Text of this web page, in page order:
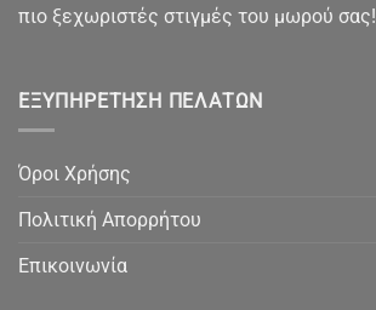
πιο ξεχωριστές στιγμές του μωρού σας!
ΕΞΥΠΗΡΈΤΗΣΗ ΠΕΛΑΤΏΝ
Όροι Χρήσης
Πολιτική Απορρήτου
Επικοινωνία